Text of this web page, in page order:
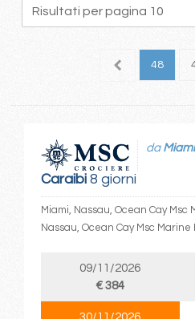
47 48
Caraibi8 giorni
da Miami
Miami, Nassau, Ocean Cay Msc
Nassau, Ocean Cay Msc Marine
09/11/2026
€ 384